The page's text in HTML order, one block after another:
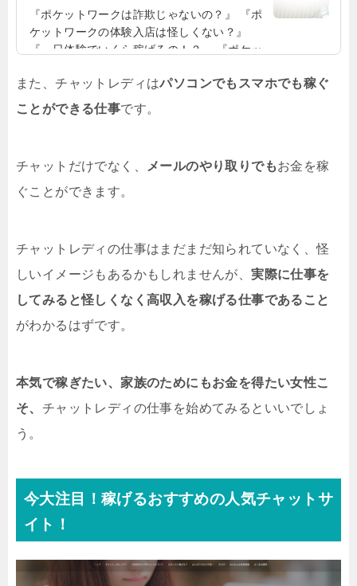
『ポケットワークは詐欺じゃないの？』 『ポ
ケットワークの体験入店は怪しくない？』
『一日体験でいくら稼げるの！？』 『ポケッ
ークは詐欺なのか？体験入店は怪しくないの
か？気になる方もいるでしょう。そこで今回
は、ポケットワークの体験入店などについ
ども自分に合う仕事か不安、という方もいる
でしょう。そんなときこそ、チャットレディ
また、チャットレディはパソコンでもスマホでも稼ぐ
ことができる仕事です。
チャットだけでなく、 メールのやり取りでもお金を稼
ぐことができます。
チャットレディの仕事はまだまだ知られていなく、怪
しいイメージもあるかもしれませんが、実際に仕事を
してみると怪しくなく高収入を稼げる仕事であること
がわかるはずです。
本気で稼ぎたい、家族のためにもお金を得たい女性こ
そ、 チャットレディの仕事を始めてみるといいでしょ
う。
今大注目！稼げるおすすめの人気チャットサ
イト！